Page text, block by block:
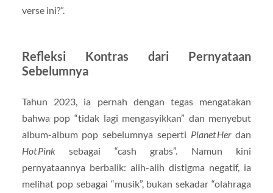
verse ini?”.
Refleksi Kontras dari Pernyataan
Sebelumnya
Tahun 2023, ia pernah dengan tegas mengatakan
bahwa pop “tidak lagi mengasyikkan” dan menyebut
album-album pop sebelumnya seperti Planet Herdan
Hot Pinksebagai “cash grabs”. Namun kini
pernyataannya berbalik: alih-alih distigma negatif, ia
melihat pop sebagai “musik”, bukan sekadar “olahraga